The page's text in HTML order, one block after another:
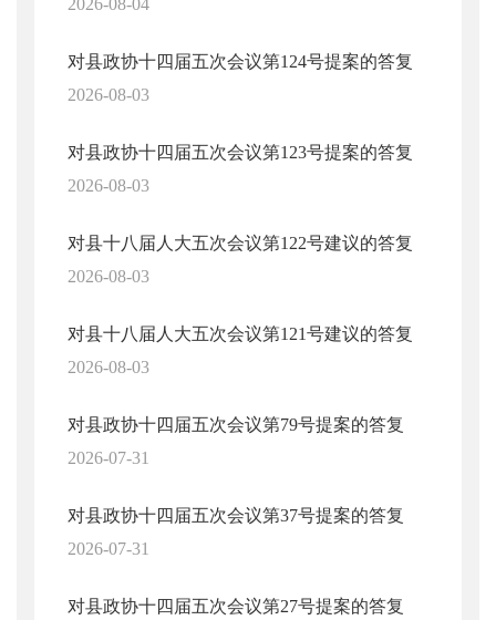
2026-08-04
对县政协十四届五次会议第124号提案的答复
2026-08-03
对县政协十四届五次会议第123号提案的答复
2026-08-03
对县十八届人大五次会议第122号建议的答复
2026-08-03
对县十八届人大五次会议第121号建议的答复
2026-08-03
对县政协十四届五次会议第79号提案的答复
2026-07-31
对县政协十四届五次会议第37号提案的答复
2026-07-31
对县政协十四届五次会议第27号提案的答复